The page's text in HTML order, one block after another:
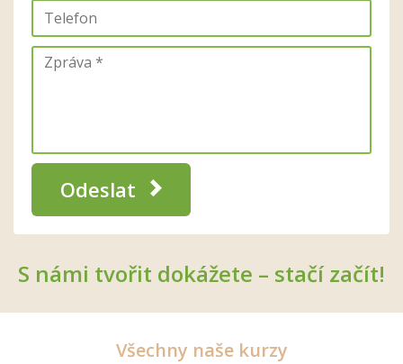
Odeslat
S námi tvořit dokážete – stačí začít!
Všechny naše kurzy